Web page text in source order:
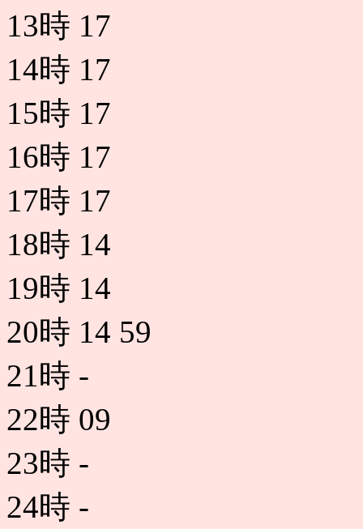
13時 17
14時 17
15時 17
16時 17
17時 17
18時 14
19時 14
20時 14 59
21時 -
22時 09
23時 -
24時 -